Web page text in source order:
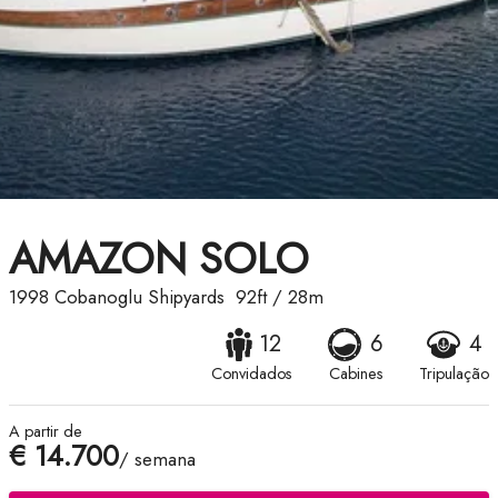
AMAZON SOLO
1998 Cobanoglu Shipyards 92ft/ 28m
12
Convidados
6
Cabines
4
Tripulação
A partir de
€ 14.700/ semana